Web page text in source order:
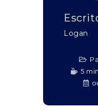
Logan
5